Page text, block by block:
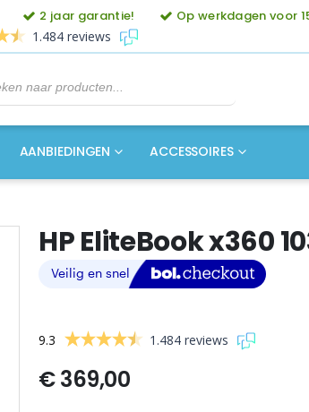
2 jaar garantie!
Op werkdagen voor
1.484 reviews
AANBIEDINGEN ACCESSOIRES
HP EliteBook x360
9.3 1.484 reviews
€369,00